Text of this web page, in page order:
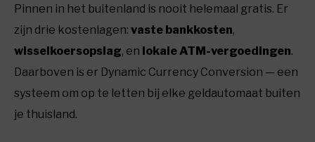
Pinnen in het buitenland is nooit helemaal gratis. Er
zijn drie kostenlagen: vaste bankkosten,
wisselkoersopslag, en lokale ATM-vergoedingen.
Daarboven is er Dynamic Currency Conversion — een
systeem om op te letten bij elke geldautomaat buiten
je thuisland.